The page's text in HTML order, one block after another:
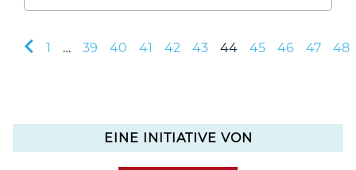
1 … 39 40 41 42 43 44 45 46 47 48
EINE INITIATIVE VON